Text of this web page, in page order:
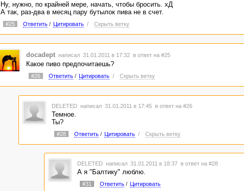
Ну, нужно, по крайней мере, начать, чтобы бросить. хД
А так, раз-два в месяц пару бутылок пива не в счет.
#25 Ответить/ Цитировать / Скрыть ветку
docadept написал 31.01.2011 в 17:32 в ответ на #25
Какое пиво предпочитаешь?
#26 Ответить/ Цитировать / Скрыть ветку
DELETED написал 31.01.2011 в 17:45 в ответ на #26
Темное.
Ты?
#28 Ответить/ Цитировать / Скрыть ветку
DELETED написал 31.01.2011 в 18:37 в ответ на #28
А я "Балтику" люблю.
#31 Ответить/ Цитировать